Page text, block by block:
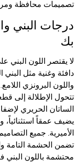
تصميمات محافظة
درجات البني
بك
لا يقتصر اللون
دافئة وغنية مثل البني
واللون البرونزي
تتحول الإطلالة إلى
الساتان الحريري
يضيف عمقاً
الأميرية. جميع
تضمن الحشمة التامة
محتشمة باللون البني